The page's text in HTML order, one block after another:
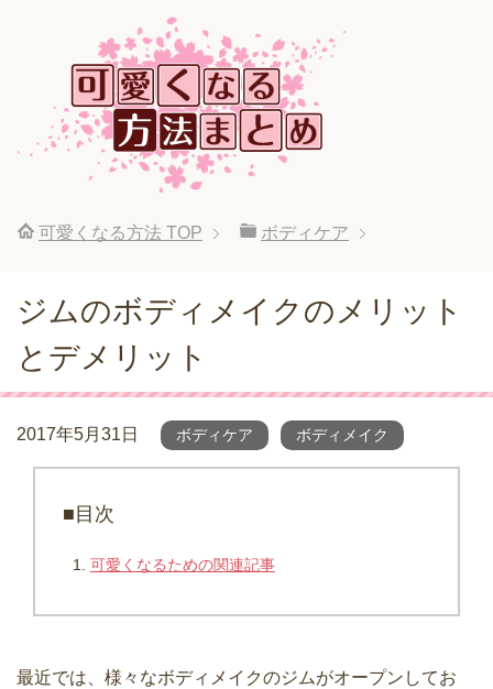
可愛くなる方法 TOP ボディケア
ジムのボディメイクのメリット
とデメリット
2017年5月31日 ボディケア ボディメイク
■目次
可愛くなるための関連記事
最近では、様々なボディメイクのジムがオープンしてお